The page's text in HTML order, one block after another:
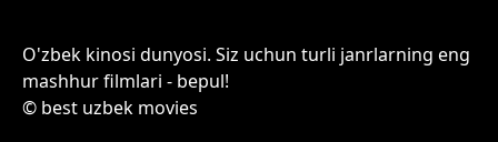
O'zbek kinosi dunyosi. Siz uchun turli janrlarning eng
mashhur filmlari - bepul!
© best uzbek movies